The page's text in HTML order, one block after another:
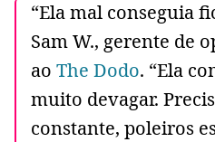
“Ela mal conseguia
Sam W., gerente de
ao The Dodo. “Ela
muito devagar.
constante, poleiros